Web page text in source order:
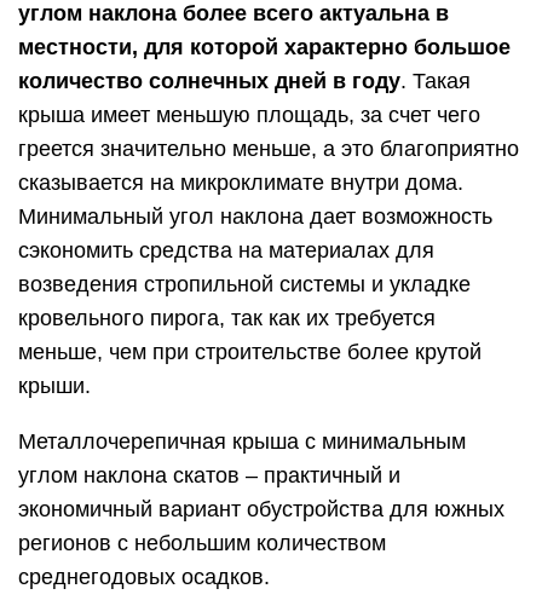
углом наклона более всего актуальна в
местности, для которой характерно большое
количество солнечных дней в году. Такая
крыша имеет меньшую площадь, за счет чего
греется значительно меньше, а это благоприятно
сказывается на микроклимате внутри дома.
Минимальный угол наклона дает возможность
сэкономить средства на материалах для
возведения стропильной системы и укладке
кровельного пирога, так как их требуется
меньше, чем при строительстве более крутой
крыши.
Металлочерепичная крыша с минимальным
углом наклона скатов – практичный и
экономичный вариант обустройства для южных
регионов с небольшим количеством
среднегодовых осадков.